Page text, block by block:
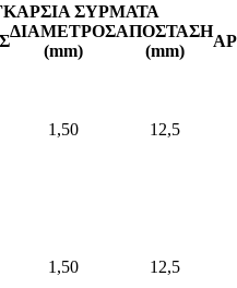
ΣΥΡΜΑΤΑ
ΔΙΑΜΕΤΡΟΣ
(mm)
ΑΠΟΣΤΑΣΗ
(mm)
1,50 12,5
1,50 12,5